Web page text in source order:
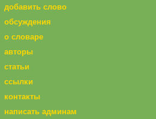
добавить слово
обсуждения
о словаре
авторы
статьи
ссылки
контакты
написать админам